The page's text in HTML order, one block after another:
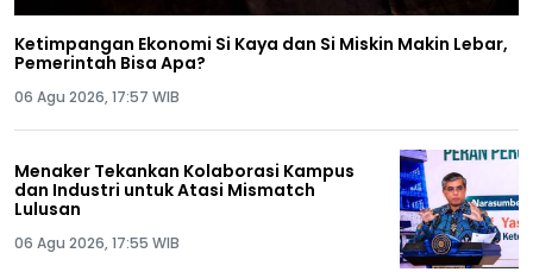
Ketimpangan Ekonomi Si Kaya dan Si Miskin Makin Lebar,
Pemerintah Bisa Apa?
06 Agu 2026, 17:57 WIB
Menaker Tekankan Kolaborasi Kampus
dan Industri untuk Atasi Mismatch
Lulusan
06 Agu 2026, 17:55 WIB